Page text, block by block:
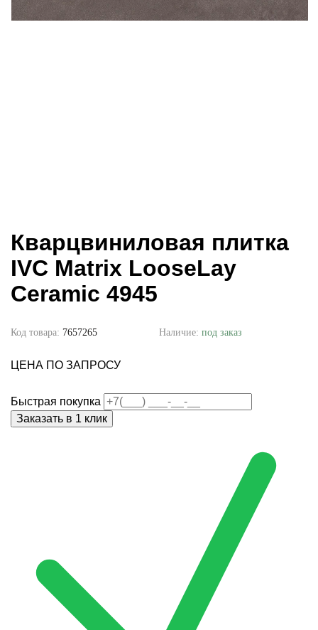
Кварцвиниловая плитка
IVC Matrix LooseLay
Ceramic 4945
Код товара: 7657265 Наличие: под заказ
ЦЕНА ПО ЗАПРОСУ
Быстрая покупка